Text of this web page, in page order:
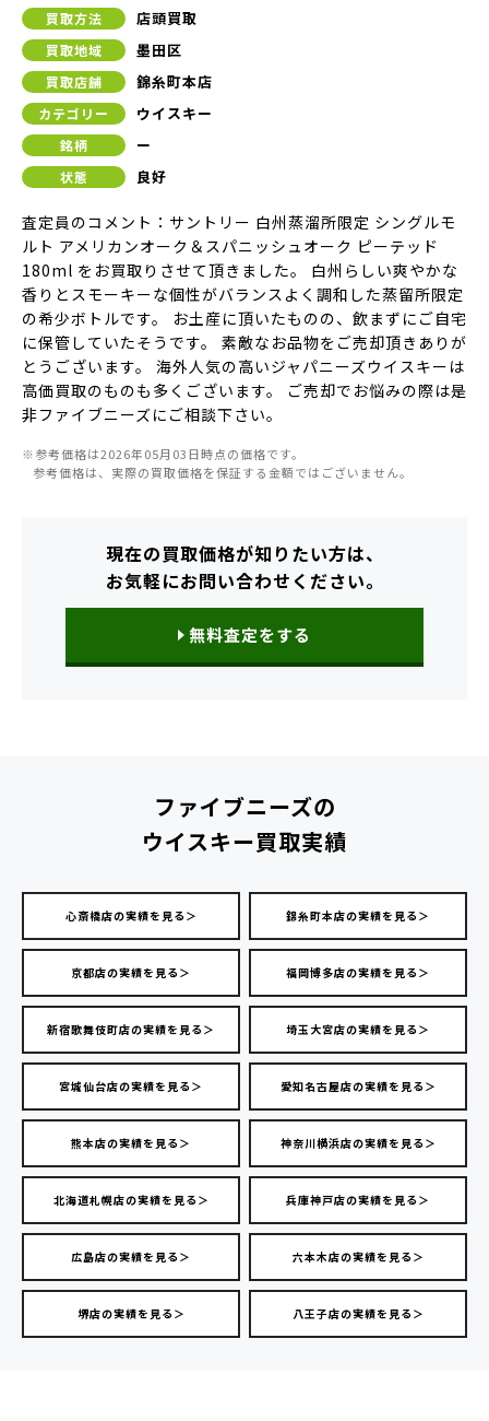
買取方法 店頭買取
買取地域 墨田区
買取店舗 錦糸町本店
カテゴリー ウイスキー
銘柄 ー
状態 良好
査定員のコメント：サントリー 白州蒸溜所限定 シングルモ
ルト アメリカンオーク＆スパニッシュオーク ピーテッド
180ml をお買取りさせて頂きました。 白州らしい爽やかな
香りとスモーキーな個性がバランスよく調和した蒸留所限定
の希少ボトルです。 お土産に頂いたものの、飲まずにご自宅
に保管していたそうです。 素敵なお品物をご売却頂きありが
とうございます。 海外人気の高いジャパニーズウイスキーは
高価買取のものも多くございます。 ご売却でお悩みの際は是
非ファイブニーズにご相談下さい。
※参考価格は2026年05月03日時点の価格です。
参考価格は、実際の買取価格を保証する金額ではございません。
現在の買取価格が知りたい方は、
お気軽にお問い合わせください。
無料査定をする
ファイブニーズの
ウイスキー買取実績
心斎橋店の実績を見る＞ 錦糸町本店の実績を見る＞
京都店の実績を見る＞ 福岡博多店の実績を見る＞
新宿歌舞伎町店の実績を見る＞ 埼玉大宮店の実績を見る＞
宮城仙台店の実績を見る＞ 愛知名古屋店の実績を見る＞
熊本店の実績を見る＞ 神奈川横浜店の実績を見る＞
北海道札幌店の実績を見る＞ 兵庫神戸店の実績を見る＞
広島店の実績を見る＞ 六本木店の実績を見る＞
堺店の実績を見る＞ 八王子店の実績を見る＞